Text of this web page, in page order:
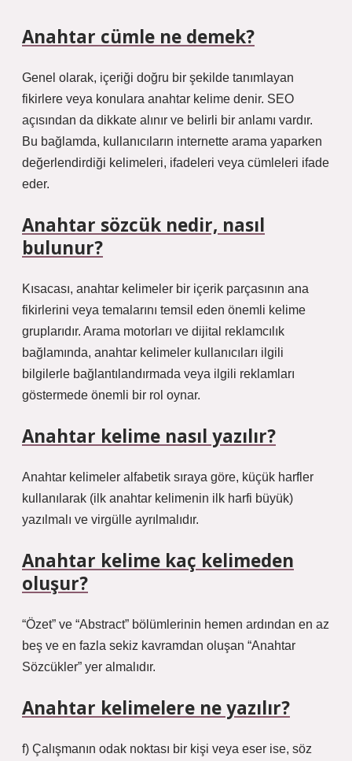
Anahtar cümle ne demek?
Genel olarak, içeriği doğru bir şekilde tanımlayan
fikirlere veya konulara anahtar kelime denir. SEO
açısından da dikkate alınır ve belirli bir anlamı vardır.
Bu bağlamda, kullanıcıların internette arama yaparken
değerlendirdiği kelimeleri, ifadeleri veya cümleleri ifade
eder.
Anahtar sözcük nedir, nasıl
bulunur?
Kısacası, anahtar kelimeler bir içerik parçasının ana
fikirlerini veya temalarını temsil eden önemli kelime
gruplarıdır. Arama motorları ve dijital reklamcılık
bağlamında, anahtar kelimeler kullanıcıları ilgili
bilgilerle bağlantılandırmada veya ilgili reklamları
göstermede önemli bir rol oynar.
Anahtar kelime nasıl yazılır?
Anahtar kelimeler alfabetik sıraya göre, küçük harfler
kullanılarak (ilk anahtar kelimenin ilk harfi büyük)
yazılmalı ve virgülle ayrılmalıdır.
Anahtar kelime kaç kelimeden
oluşur?
“Özet” ve “Abstract” bölümlerinin hemen ardından en az
beş ve en fazla sekiz kavramdan oluşan “Anahtar
Sözcükler” yer almalıdır.
Anahtar kelimelere ne yazılır?
f) Çalışmanın odak noktası bir kişi veya eser ise, söz